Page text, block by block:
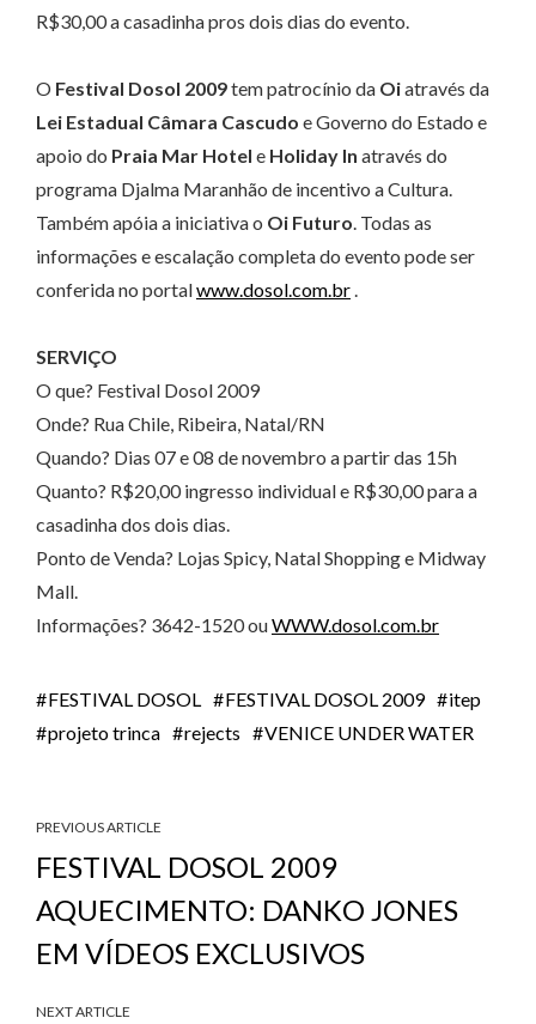
R$30,00 a casadinha pros dois dias do evento.
O Festival Dosol 2009tem patrocínio da Oiatravés da
Lei Estadual Câmara Cascudo e Governo do Estado e
apoio do Praia Mar Hotel e Holiday In através do
programa Djalma Maranhão de incentivo a Cultura.
Também apóia a iniciativa o Oi Futuro. Todas as
informações e escalação completa do evento pode ser
conferida no portalwww.dosol.com.br.
SERVIÇO
O que? Festival Dosol 2009
Onde? Rua Chile, Ribeira, Natal/RN
Quando? Dias 07 e 08 de novembro a partir das 15h
Quanto? R$20,00 ingresso individual e R$30,00 para a
casadinha dos dois dias.
Ponto de Venda? Lojas Spicy, Natal Shopping e Midway
Mall.
Informações? 3642-1520 ouWWW.dosol.com.br
FESTIVAL DOSOL FESTIVAL DOSOL 2009
itep
projeto trinca
rejects VENICE UNDER WATER
PREVIOUS ARTICLE
FESTIVAL DOSOL 2009
AQUECIMENTO: DANKO JONES
EM VÍDEOS EXCLUSIVOS
NEXT ARTICLE